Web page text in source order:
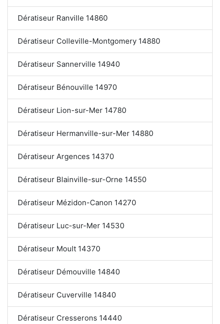
Dératiseur Ranville 14860
Dératiseur Colleville-Montgomery 14880
Dératiseur Sannerville 14940
Dératiseur Bénouville 14970
Dératiseur Lion-sur-Mer 14780
Dératiseur Hermanville-sur-Mer 14880
Dératiseur Argences 14370
Dératiseur Blainville-sur-Orne 14550
Dératiseur Mézidon-Canon 14270
Dératiseur Luc-sur-Mer 14530
Dératiseur Moult 14370
Dératiseur Démouville 14840
Dératiseur Cuverville 14840
Dératiseur Cresserons 14440